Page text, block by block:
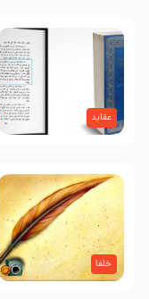
عقاید
خلفا